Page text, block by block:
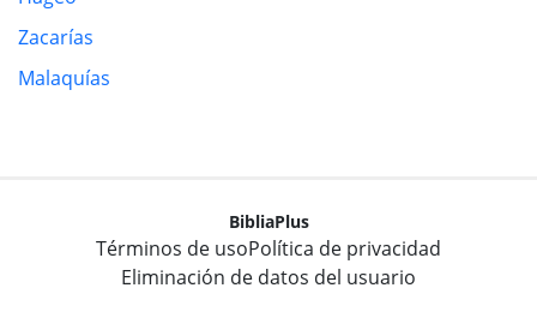
Zacarías
Malaquías
BibliaPlus
Términos de usoPolítica de privacidad
Eliminación de datos del usuario